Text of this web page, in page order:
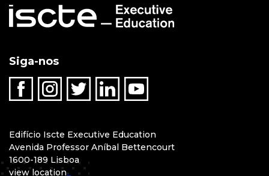
Siga-nos
Edifício Iscte Executive Education
Avenida Professor Aníbal Bettencourt
1600-189 Lisboa
view location_